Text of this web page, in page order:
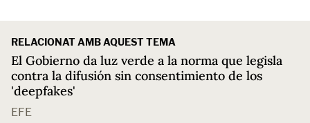
RELACIONAT AMB AQUEST TEMA
El Gobierno da luz verde a la norma que legisla
contra la difusión sin consentimiento de los
'deepfakes'
EFE